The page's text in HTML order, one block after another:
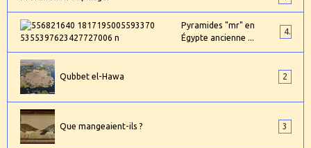
Pyramides "mr" en
Égypte ancienne ...
4
Qubbet el-Hawa 2
Que mangeaient-ils ? 3